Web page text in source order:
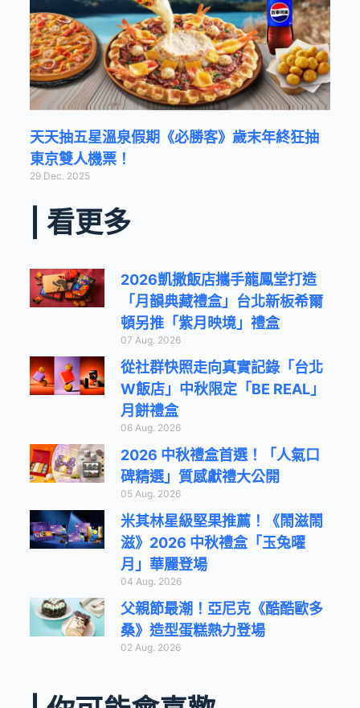
天天抽五星溫泉假期《必勝客》歲末年終狂抽
東京雙人機票！
29 Dec. 2025
| 看更多
2026凱撒飯店攜手龍鳳堂打造
「月韻典藏禮盒」台北新板希爾
頓另推「紫月映境」禮盒
07 Aug. 2026
從社群快照走向真實記錄「台北
W飯店」中秋限定「BE REAL」
月餅禮盒
06 Aug. 2026
2026 中秋禮盒首選！「人氣口
碑精選」質感獻禮大公開
05 Aug. 2026
米其林星級堅果推薦！《鬧滋鬧
滋》2026 中秋禮盒「玉兔曜
月」華麗登場
04 Aug. 2026
父親節最潮！亞尼克《酷酷歐多
桑》造型蛋糕熱力登場
02 Aug. 2026